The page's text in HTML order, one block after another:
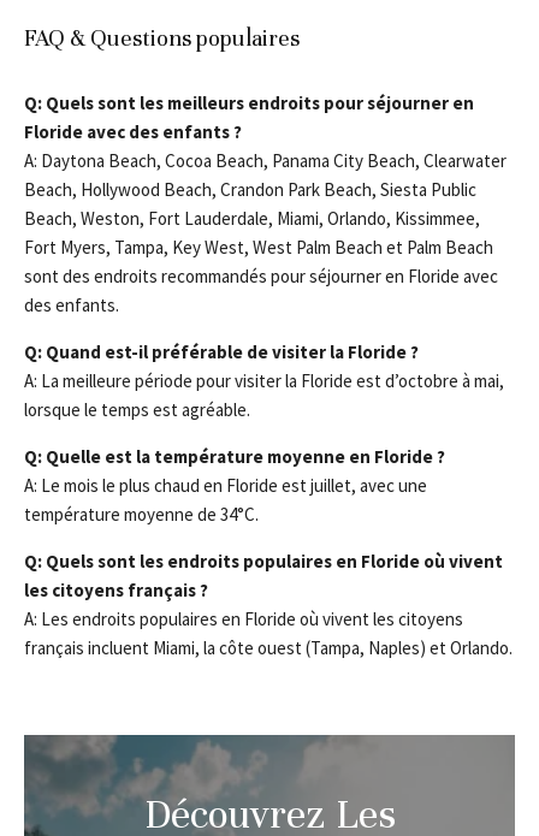
FAQ & Questions populaires
Q: Quels sont les meilleurs endroits pour séjourner en
Floride avec des enfants ?
A: Daytona Beach, Cocoa Beach, Panama City Beach, Clearwater
Beach, Hollywood Beach, Crandon Park Beach, Siesta Public
Beach, Weston, Fort Lauderdale, Miami, Orlando, Kissimmee,
Fort Myers, Tampa, Key West, West Palm Beach et Palm Beach
sont des endroits recommandés pour séjourner en Floride avec
des enfants.
Q: Quand est-il préférable de visiter la Floride ?
A: La meilleure période pour visiter la Floride est d’octobre à mai,
lorsque le temps est agréable.
Q: Quelle est la température moyenne en Floride ?
A: Le mois le plus chaud en Floride est juillet, avec une
température moyenne de 34°C.
Q: Quels sont les endroits populaires en Floride où vivent
les citoyens français ?
A: Les endroits populaires en Floride où vivent les citoyens
français incluent Miami, la côte ouest (Tampa, Naples) et Orlando.
Découvrez Les